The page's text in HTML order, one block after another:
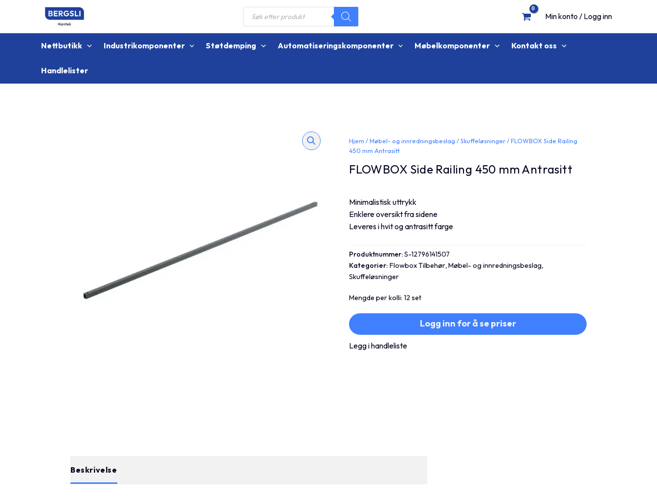
Products
search
Min konto / Logg inn
Nettbutikk Industrikomponenter Støtdemping Automatiseringskomponenter Møbelkomponenter Kontakt oss
Handlelister
Hjem /Møbel- og innredningsbeslag /Skuffeløsninger/ FLOWBOX Side Railing
450 mm Antrasitt
FLOWBOX Side Railing 450 mm Antrasitt
Minimalistisk uttrykk
Enklere oversikt fra sidene
Leveres i hvit og antrasitt farge
Produktnummer:S-12796141507
Kategorier:Flowbox Tilbehør,Møbel- og innredningsbeslag,
Skuffeløsninger
Mengde per kolli: 12 set
Logg inn for å se priser
Legg i handleliste
Beskrivelse